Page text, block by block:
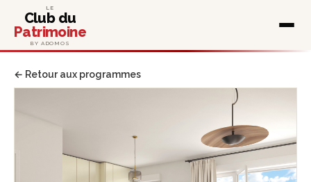
LE
Club du
Patrimoine
BY ADOMOS
← Retour aux programmes